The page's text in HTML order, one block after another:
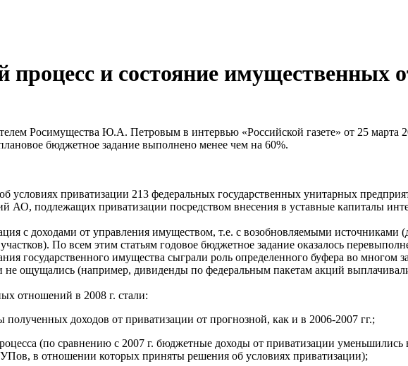
и состояние имущественных
Росимущества Ю.А. Петровым в интервью «Российской газете» от 25 марта
бюджетное задание выполнено менее чем на 60%.
условиях приватизации 213 федеральных государственных унитарных
АО, подлежащих приватизации посредством внесения в уставные капиталы
с доходами от управления имуществом, т.е. с возобновляемыми
По всем этим статьям годовое бюджетное задание оказалось
государственного имущества сыграли роль определенного буфера во многом
ощущались (например, дивиденды по федеральным пакетам акций
отношений в 2008 г. стали:
полученных доходов от приватизации от прогнозной, как и в 2006-2007 гг.;
(по сравнению с 2007 г. бюджетные доходы от приватизации уменьшились
в отношении которых приняты решения об условиях приватизации);